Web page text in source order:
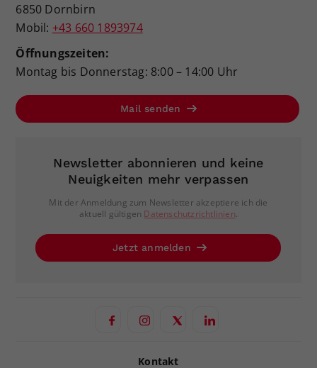
6850 Dornbirn
Mobil: +43 660 1893974
Öffnungszeiten:
Montag bis Donnerstag: 8:00 – 14:00 Uhr
Mail senden
Newsletter abonnieren und keine
Neuigkeiten mehr verpassen
Mit der Anmeldung zum Newsletter akzeptiere ich die
aktuell gültigen Datenschutzrichtlinien.
Jetzt anmelden
Kontakt